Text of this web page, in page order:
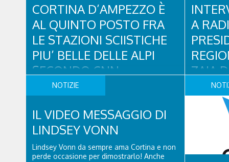
CORTINA D’AMPEZZO È
AL QUINTO POSTO FRA
LE STAZIONI SCIISTICHE
PIU’ BELLE DELLE ALPI
SECONDO CNN
Il Sindaco Andrea Franceschi commenta la
notizia CORTINA, 12 gennaio 2016 — «Il
importante perché dimostra che stiamo
lavorando al meglio sia dal lato dell’offerta,
sia nell’attività di promozione e di rilancio
sui mercati internazionali. Questo però —
aggiunge il Sindaco di Cortina d’Ampezzo
A
ZAIA
2016
Consueto
Radio
accaduto
punti
anche
NOTIZIE
IL VIDEO MESSAGGIO DI
LINDSEY VONN
Lindsey Vonn da sempre ama Cortina e non
perde occasione per dimostrarlo! Anche